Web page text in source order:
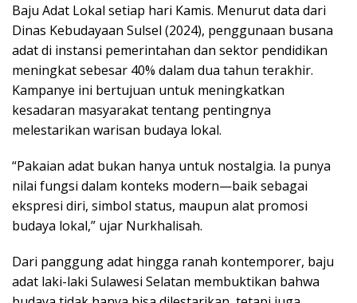
Baju Adat Lokal setiap hari Kamis. Menurut data dari
Dinas Kebudayaan Sulsel (2024), penggunaan busana
adat di instansi pemerintahan dan sektor pendidikan
meningkat sebesar 40% dalam dua tahun terakhir.
Kampanye ini bertujuan untuk meningkatkan
kesadaran masyarakat tentang pentingnya
melestarikan warisan budaya lokal.
“Pakaian adat bukan hanya untuk nostalgia. Ia punya
nilai fungsi dalam konteks modern—baik sebagai
ekspresi diri, simbol status, maupun alat promosi
budaya lokal,” ujar Nurkhalisah.
Dari panggung adat hingga ranah kontemporer, baju
adat laki-laki Sulawesi Selatan membuktikan bahwa